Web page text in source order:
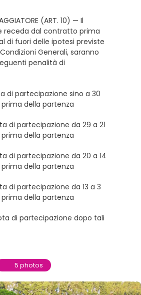
(ART. 10) — Il
receda dal contratto prima
di fuori delle ipotesi previste
Generali, saranno
penalità di
di partecipazione sino a 30
della partenza
di partecipazione da 29 a 21
della partenza
di partecipazione da 20 a 14
della partenza
di partecipazione da 13 a 3
della partenza
di partecipazione dopo tali
5 photos